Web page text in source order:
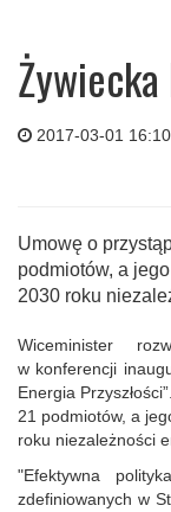
Żywiecka
2017-03-01
Umowę o
podmiotów, a
2030 roku
Wiceminister
w konferencji
Energia
21 podmiotów, a
roku niezależności
"Efektywna
zdefiniowanych w